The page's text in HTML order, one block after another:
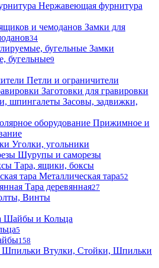
Нержавеющая фурнитура
Замки для
34
Замки
бугельные9
Петли и ограничители
Заготовки для гравировки
Засовы, задвижки,
Прижимное и
Уголки, угольники
Шурупы и саморезы
Тара, ящики, боксы
Металлическая тара52
Тара деревянная27
Винты
Шайбы и Кольца
5
158
Втулки, Стойки, Шпильки